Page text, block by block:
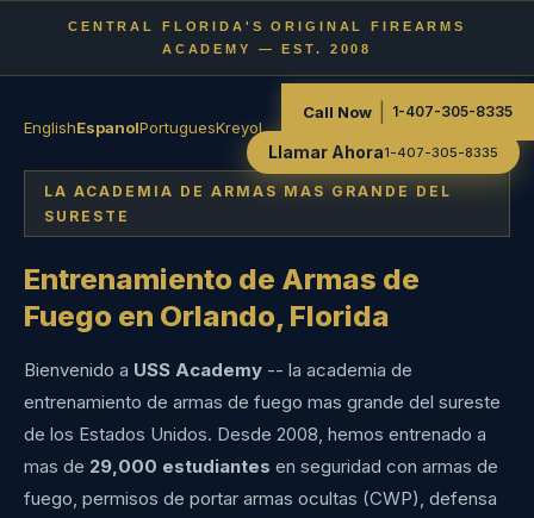
CENTRAL FLORIDA'S ORIGINAL FIREARMS
ACADEMY — EST. 2008
Llamar Ahora1-407-305-8335
EnglishEspanolPortuguesKreyol
LA ACADEMIA DE ARMAS MAS GRANDE DEL
SURESTE
Entrenamiento de Armas de
Fuego en Orlando, Florida
Bienvenido a USS Academy -- la academia de
entrenamiento de armas de fuego mas grande del sureste
de los Estados Unidos. Desde 2008, hemos entrenado a
mas de 29,000 estudiantes en seguridad con armas de
fuego, permisos de portar armas ocultas (CWP), defensa
Call Now 1-407-305-8335